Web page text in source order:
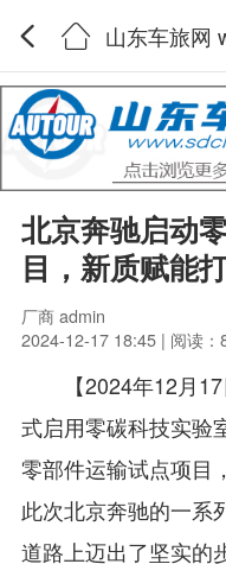
山东车旅网
北京奔驰启动
目，新质赋能
厂商 admin
2024-12-17 18:45 | 阅读：
【2024年12月
式启用零碳科技实验
零部件运输试点项目
此次北京奔驰的一系
道路上迈出了坚实的